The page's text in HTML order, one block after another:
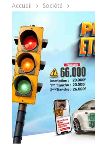
Accueil Société